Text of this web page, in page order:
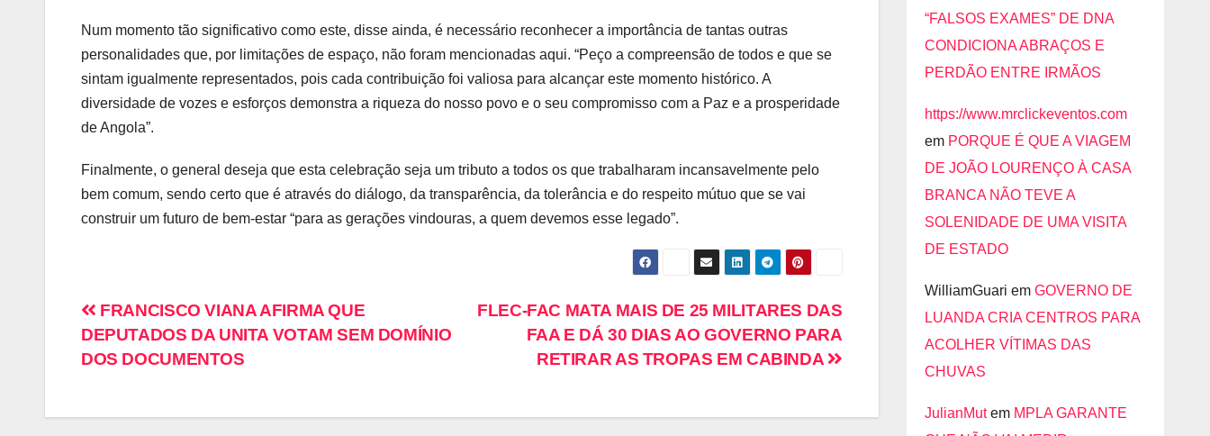
Num momento tão significativo como este, disse ainda, é necessário reconhecer a importância de tantas outras
personalidades que, por limitações de espaço, não foram mencionadas aqui. “Peço a compreensão de todos e que se
sintam igualmente representados, pois cada contribuição foi valiosa para alcançar este momento histórico. A
diversidade de vozes e esforços demonstra a riqueza do nosso povo e o seu compromisso com a Paz e a prosperidade
de Angola”.
Finalmente, o general deseja que esta celebração seja um tributo a todos os que trabalharam incansavelmente pelo
bem comum, sendo certo que é através do diálogo, da transparência, da tolerância e do respeito mútuo que se vai
construir um futuro de bem-estar “para as gerações vindouras, a quem devemos esse legado”.
FLEC-FAC MATA MAIS DE 25 MILITARES DAS
FAA E DÁ 30 DIAS AO GOVERNO PARA
RETIRAR AS TROPAS EM CABINDA
FRANCISCO VIANA AFIRMA QUE
DEPUTADOS DA UNITA VOTAM SEM DOMÍNIO
DOS DOCUMENTOS
“FALSOS EXAMES” DE DNA
CONDICIONA ABRAÇOS E
PERDÃO ENTRE IRMÃOS
https://www.mrclickeventos.com
em PORQUE É QUE A VIAGEM
DE JOÃO LOURENÇO À CASA
BRANCA NÃO TEVE A
SOLENIDADE DE UMA VISITA
DE ESTADO
WilliamGuari em GOVERNO DE
LUANDA CRIA CENTROS PARA
ACOLHER VÍTIMAS DAS
CHUVAS
JulianMutem MPLA GARANTE